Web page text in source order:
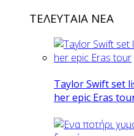
ΤΕΛΕΥΤΑΙΑ ΝΕΑ
Taylor Swift set
her epic Eras